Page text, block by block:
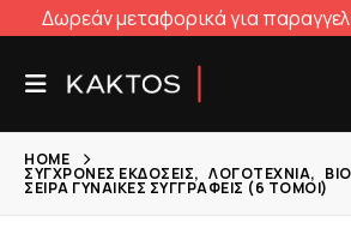
Δωρεάν μεταφορικά για
HOME
ΣΎΓΧΡΟΝΕΣ ΕΚΔΌΣΕΙΣ, ΛΟΓΟΤΕΧΝΊΑ,
ΣΕΙΡΆ ΓΥΝΑΊΚΕΣ ΣΥΓΓΡΑΦΕΊΣ (6 ΤΌΜΟΙ)